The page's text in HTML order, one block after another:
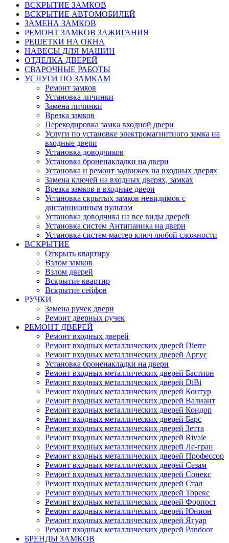
ВСКРЫТИЕ ЗАМКОВ
ВСКРЫТИЕ АВТОМОБИЛЕЙ
ЗАМЕНА ЗАМКОВ
РЕМОНТ ЗАМКОВ ЗАЖИГАНИЯ
РЕШЕТКИ НА ОКНА
НАВЕСЫ ДЛЯ МАШИН
ОТДЕЛКА ДВЕРЕЙ
СВАРОЧНЫЕ РАБОТЫ
УСЛУГИ ПО ЗАМКАМ
Ремонт замков
Установка личинки
Замена личинки
Врезка замков
Перекодировка замка входной двери
Услуги по установке электромагнитного замка на
входные двери
Установка доводчиков
Установка броненакладки на двери
Установка и ремонт задвижек на входных дверях
Замена ключей на входных дверях, замках
Врезка замков в входные двери
Установка скрытых замков невидимок с
дистанционным пультом
Установка доводчика на все виды дверей
Установка систем Антипаника на двери
Установка систем мастер ключ любой сложности
ВСКРЫТИЕ
Открыть квартиру
Взлом замков
Взлом дверей
Вскрытие квартир
Вскрытие сейфов
РУЧКИ
Замена ручек двери
Ремонт дверных ручек
РЕМОНТ ДВЕРЕЙ
Ремонт входных дверей
Ремонт входных металлических дверей Dierre
Ремонт входных металлических дверей Аргус
Установка броненакладки на двери
Ремонт входных металлических дверей Бастион
Ремонт входных металлических дверей DiBi
Ремонт входных металлических дверей Контур
Ремонт входных металлических дверей Валиант
Ремонт входных металлических дверей Кондор
Ремонт входных металлических дверей Барс
Ремонт входных металлических дверей Зетта
Ремонт входных металлических дверей Rivale
Ремонт входных металлических дверей Ле-гран
Ремонт входных металлических дверей Профессор
Ремонт входных металлических дверей Сезам
Ремонт входных металлических дверей Сонекс
Ремонт входных металлических дверей Стал
Ремонт входных металлических дверей Торекс
Ремонт входных металлических дверей Форпост
Ремонт входных металлических дверей Юнион
Ремонт входных металлических дверей Ягуар
Ремонт входных металлических дверей Pandoor
БРЕНДЫ ЗАМКОВ